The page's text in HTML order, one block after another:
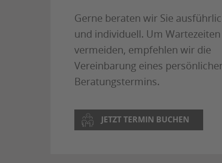
Gerne beraten wir Sie
und individuell. Um Wartezeiten
vermeiden, empfehlen wir die
Vereinbarung eines
Beratungstermins.
JETZT TERMIN BUCHEN